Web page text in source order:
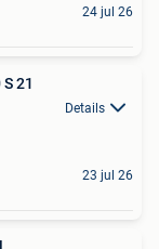
24 jul 26
Colmic ATOMICA K40 S 21
Details
23 jul 26